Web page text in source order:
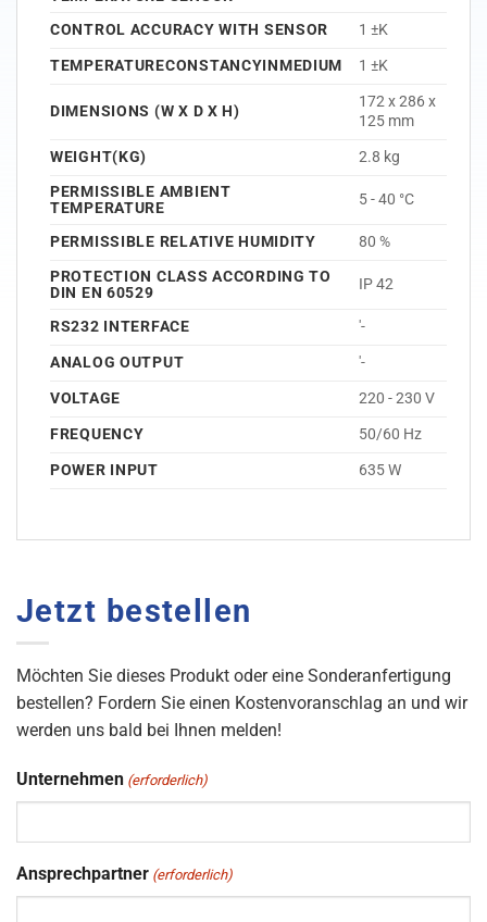
CONTROL ACCURACY WITH SENSOR
1 ±K
TEMPERATURECONSTANCYINMEDIUM
1 ±K
DIMENSIONS (W X D X H)
172 x 286 x
125 mm
WEIGHT(KG)
2.8 kg
PERMISSIBLE AMBIENT
TEMPERATURE
5 - 40 °C
PERMISSIBLE RELATIVE HUMIDITY
80 %
PROTECTION CLASS ACCORDING TO
DIN EN 60529
IP 42
RS232 INTERFACE
'-
ANALOG OUTPUT
'-
VOLTAGE
220 - 230 V
FREQUENCY
50/60 Hz
POWER INPUT
635 W
Jetzt bestellen
Möchten Sie dieses Produkt oder eine Sonderanfertigung
bestellen? Fordern Sie einen Kostenvoranschlag an und wir
werden uns bald bei Ihnen melden!
Unternehmen (erforderlich)
Ansprechpartner (erforderlich)